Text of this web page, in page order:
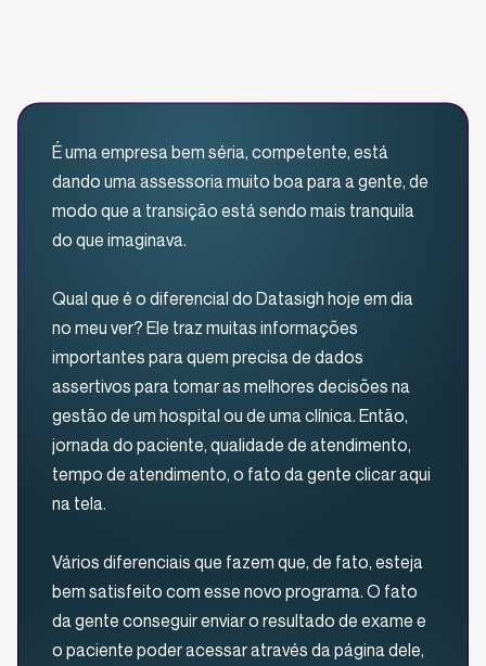
É uma empresa bem séria, competente, está
dando uma assessoria muito boa para a gente, de
modo que a transição está sendo mais tranquila
do que imaginava.
Qual que é o diferencial do Datasigh hoje em dia
no meu ver? Ele traz muitas informações
importantes para quem precisa de dados
assertivos para tomar as melhores decisões na
gestão de um hospital ou de uma clínica. Então,
jornada do paciente, qualidade de atendimento,
tempo de atendimento, o fato da gente clicar aqui
na tela.
Vários diferenciais que fazem que, de fato, esteja
bem satisfeito com esse novo programa. O fato
da gente conseguir enviar o resultado de exame e
o paciente poder acessar através da página dele,